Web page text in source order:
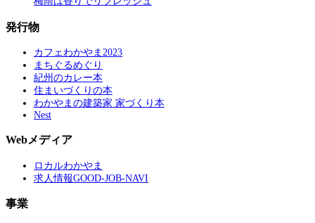
発行物
カフェわかやま2023
まちぐるめぐり
紀州のカレー本
住まいづくりの本
わかやまの建築家 家づくり本
Nest
Webメディア
ロカルわかやま
求人情報GOOD-JOB-NAVI
事業